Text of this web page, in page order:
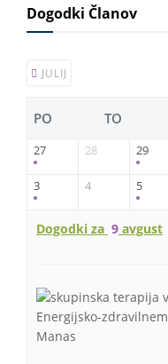
Dogodki Članov
JULIJ
PO TO
27 28 29
3 4 5
Dogodki za 9 avgust